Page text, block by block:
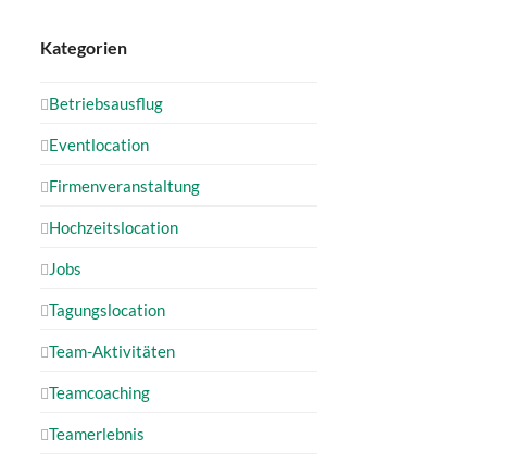
Kategorien
Betriebsausflug
Eventlocation
Firmenveranstaltung
Hochzeitslocation
Jobs
Tagungslocation
Team-Aktivitäten
Teamcoaching
Teamerlebnis